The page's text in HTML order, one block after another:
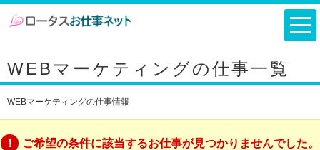
WEBマーケティングの仕事一覧
WEBマーケティングの仕事情報
ご希望の条件に該当するお仕事が見つかりませんでした。